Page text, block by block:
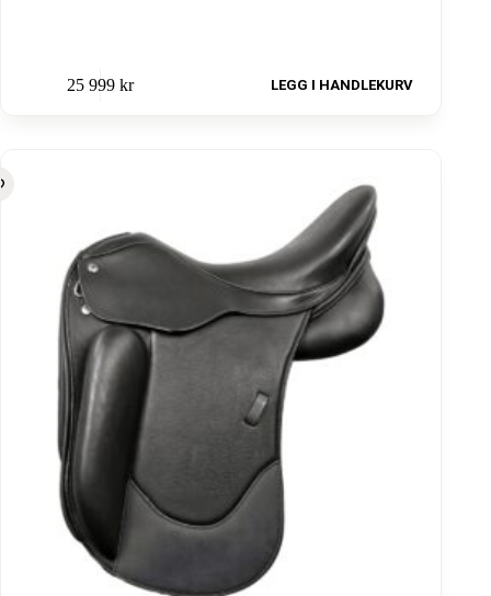
25 999 kr LEGG I HANDLEKURV